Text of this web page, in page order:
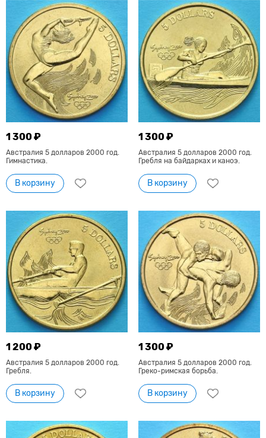
1 300 ₽
Австралия 5 долларов 2000 год.
Гимнастика.
В корзину
1 300 ₽
Австралия 5 долларов 2000 год.
Гребля на байдарках и каноэ.
В корзину
1 200 ₽
Австралия 5 долларов 2000 год.
Гребля.
В корзину
1 300 ₽
Австралия 5 долларов 2000 год.
Греко-римская борьба.
В корзину